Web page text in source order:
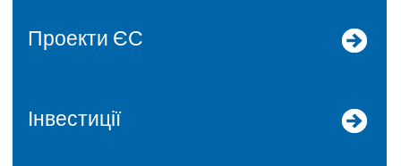
Проекти ЄС
Інвестиції